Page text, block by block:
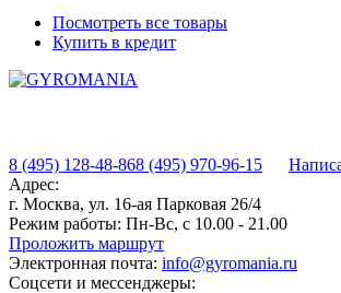
Посмотреть все товары
Купить в кредит
8 (495) 128-48-868 (495) 970-96-15
Адрес:
г. Москва, ул. 16-ая Парковая 26/4
Режим работы: Пн-Вс, с 10.00 - 21.00
Проложить маршрут
Электронная почта: info@gyromania.ru
Соцсети и мессенджеры: